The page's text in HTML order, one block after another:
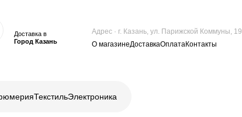
Доставка в
Город Казань
Адрес · г. Казань, ул. Парижской Коммуны, 19
О магазинеДоставкаОплатаКонтакты
ТекстильЭлектроника